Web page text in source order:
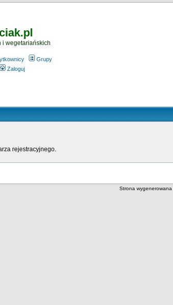
i wegetariańskich
Grupy
Zaloguj
rejestracyjnego.
Strona